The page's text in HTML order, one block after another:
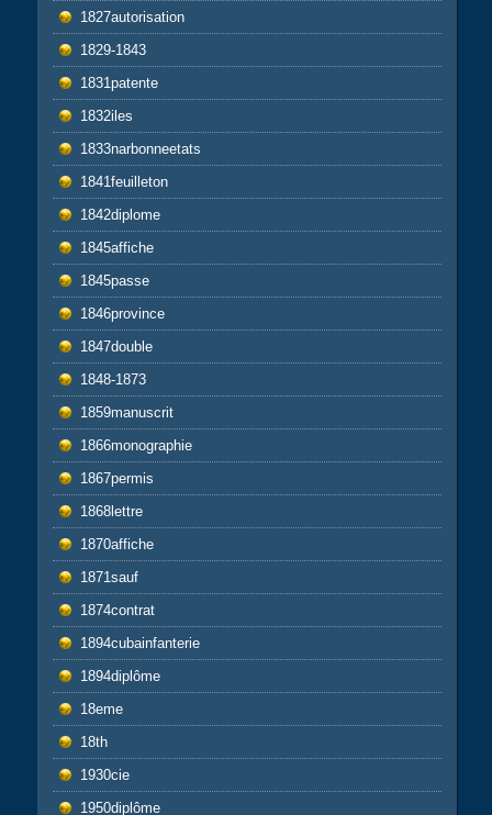
1827autorisation
1829-1843
1831patente
1832iles
1833narbonneetats
1841feuilleton
1842diplome
1845affiche
1845passe
1846province
1847double
1848-1873
1859manuscrit
1866monographie
1867permis
1868lettre
1870affiche
1871sauf
1874contrat
1894cubainfanterie
1894diplôme
18eme
18th
1930cie
1950diplôme